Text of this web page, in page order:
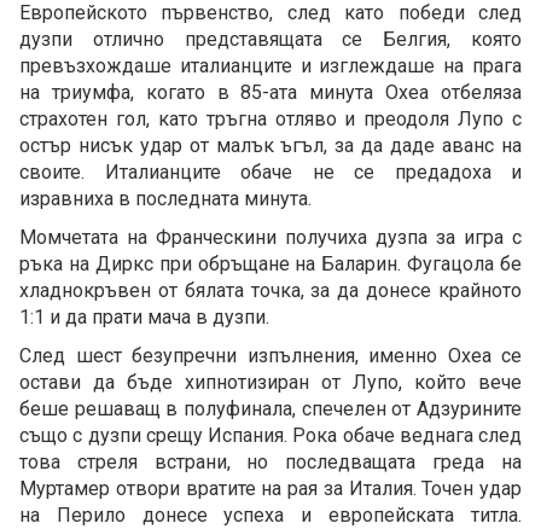
Европейското първенство, след като победи след
дузпи отлично представящата се Белгия, която
превъзхождаше италианците и изглеждаше на прага
на триумфа, когато в 85-ата минута Охеа отбеляза
страхотен гол, като тръгна отляво и преодоля Лупо с
остър нисък удар от малък ъгъл, за да даде аванс на
своите. Италианците обаче не се предадоха и
изравниха в последната минута.
Момчетата на Франческини получиха дузпа за игра с
ръка на Диркс при обръщане на Баларин. Фугацола бе
хладнокръвен от бялата точка, за да донесе крайното
1:1 и да прати мача в дузпи.
След шест безупречни изпълнения, именно Охеа се
остави да бъде хипнотизиран от Лупо, който вече
беше решаващ в полуфинала, спечелен от Адзурините
също с дузпи срещу Испания. Рока обаче веднага след
това стреля встрани, но последващата греда на
Муртамер отвори вратите на рая за Италия. Точен удар
на Перило донесе успеха и европейската титла.